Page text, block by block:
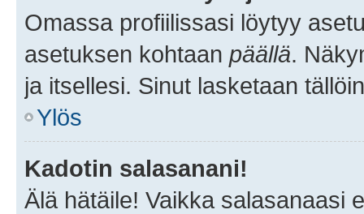
Omassa profiilissasi löytyy
asetuksen kohtaan päällä.
ja itsellesi. Sinut lasketaan
Ylös
Kadotin salasanani!
Älä hätäile! Vaikka salasanaasi